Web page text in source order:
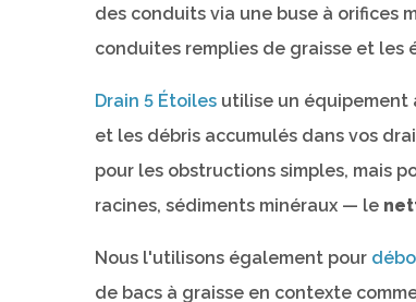
des conduits via une buse à orifices
conduites remplies de graisse et
Drain 5 Étoiles utilise un équipement
et les débris accumulés dans vos
pour les obstructions simples, mais
racines, sédiments minéraux — le
Nous l'utilisons également pour
de bacs à graisse en contexte